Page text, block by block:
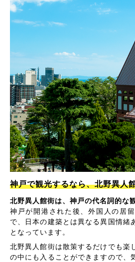
神戸で観光するなら、北野異人
北野異人館街は、神戸の代名詞的な
神戸が開港された後、外国人の居
で、日本の建築とは異なる異国情緒
となっています。
北野異人館街は散策するだけでも楽
の中にも入ることができますので、